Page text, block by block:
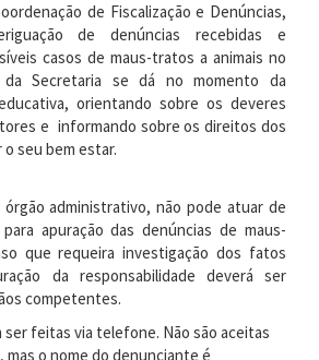
de Fiscalização e Denúncias,
de denúncias recebidas e
casos de maus-tratos a animais no
Secretaria se dá no momento da
orientando sobre os deveres
e informando sobre os direitos dos
seu bem estar.
órgão administrativo, não pode atuar de
apuração das denúncias de maus-
que requeira investigação dos fatos
da responsabilidade deverá ser
competentes.
ser feitas via telefone. Não são aceitas
mas o nome do denunciante é